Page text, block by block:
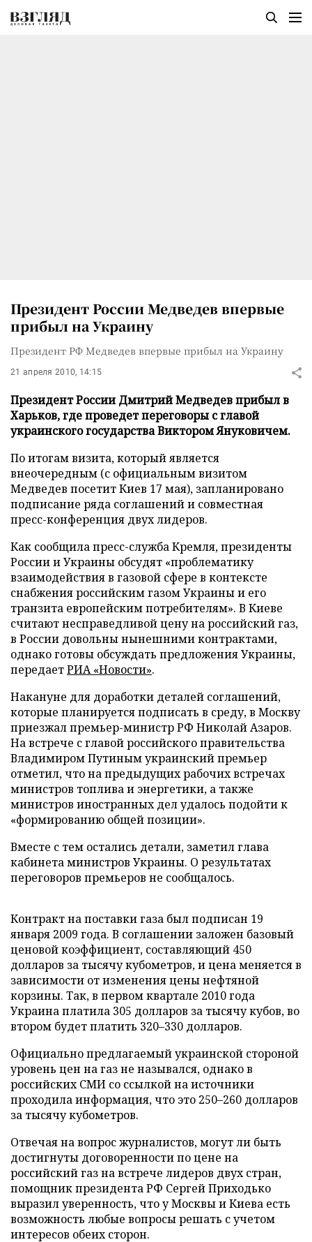
Президент России Медведев впервые
прибыл на Украину
Президент РФ Медведев впервые прибыл на Украину
21 апреля 2010, 14:15
Президент России Дмитрий Медведев прибыл в
Харьков, где проведет переговоры с главой
украинского государства Виктором Януковичем.
По итогам визита, который является
внеочередным (с официальным визитом
Медведев посетит Киев 17 мая), запланировано
подписание ряда соглашений и совместная
пресс-конференция двух лидеров.
Как сообщила пресс-служба Кремля, президенты
России и Украины обсудят «проблематику
взаимодействия в газовой сфере в контексте
снабжения российским газом Украины и его
транзита европейским потребителям». В Киеве
считают несправедливой цену на российский газ,
в России довольны нынешними контрактами,
однако готовы обсуждать предложения Украины,
передаетРИА «Новости».
Накануне для доработки деталей соглашений,
которые планируется подписать в среду, в Москву
приезжал премьер-министр РФ Николай Азаров.
На встрече с главой российского правительства
Владимиром Путиным украинский премьер
отметил, что на предыдущих рабочих встречах
министров топлива и энергетики, а также
министров иностранных дел удалось подойти к
«формированию общей позиции».
Вместе с тем остались детали, заметил глава
кабинета министров Украины. О результатах
переговоров премьеров не сообщалось.
Контракт на поставки газа был подписан 19
января 2009 года. В соглашении заложен базовый
ценовой коэффициент, составляющий 450
долларов за тысячу кубометров, и цена меняется в
зависимости от изменения цены нефтяной
корзины. Так, в первом квартале 2010 года
Украина платила 305 долларов за тысячу кубов, во
втором будет платить 320–330 долларов.
Официально предлагаемый украинской стороной
уровень цен на газ не назывался, однако в
российских СМИ со ссылкой на источники
проходила информация, что это 250–260 долларов
за тысячу кубометров.
Отвечая на вопрос журналистов, могут ли быть
достигнуты договоренности по цене на
российский газ на встрече лидеров двух стран,
помощник президента РФ Сергей Приходько
выразил уверенность, что у Москвы и Киева есть
возможность любые вопросы решать с учетом
интересов обеих сторон.